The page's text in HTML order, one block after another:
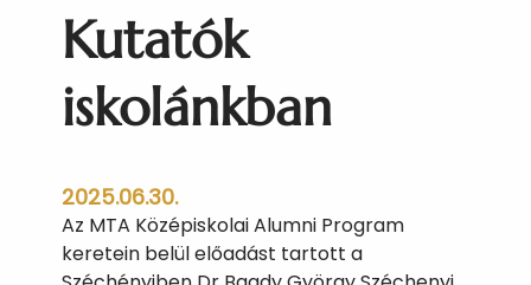
l
t
á
k
ő
z
é
Kutatók
iskolánkban
2025.06.30.
Az MTA Középiskolai Alumni Program
keretein belül előadást tartott a